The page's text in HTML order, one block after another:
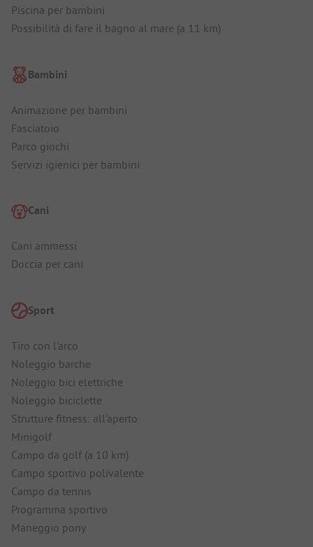
Piscina per bambini
Possibilità di fare il bagno al mare (a 11 km)
Bambini
Animazione per bambini
Fasciatoio
Parco giochi
Servizi igienici per bambini
Cani
Cani ammessi
Doccia per cani
Sport
Tiro con l'arco
Noleggio barche
Noleggio bici elettriche
Noleggio biciclette
Strutture fitness: all'aperto
Minigolf
Campo da golf (a 10 km)
Campo sportivo polivalente
Campo da tennis
Programma sportivo
Maneggio pony